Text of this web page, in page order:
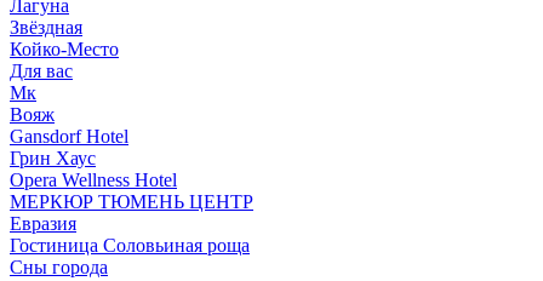
Лагуна
Звёздная
Койко-Место
Для вас
Мк
Вояж
Gansdorf Hotel
Грин Хаус
Opera Wellness Hotel
МЕРКЮР ТЮМЕНЬ ЦЕНТР
Евразия
Гостиница Соловьиная роща
Сны города